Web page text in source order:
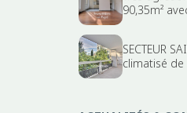
90,35m²
SECTEUR
climatisé